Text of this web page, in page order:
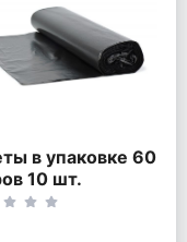
в упаковке 60
10 шт.